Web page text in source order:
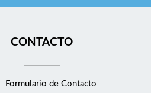
CONTACTO
Formulario de Contacto